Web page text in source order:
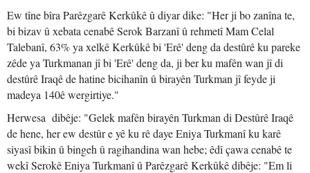
Ew tîne bîra Parêzgarê Kerkûkê û diyar dike: "Her ji bo zanîna te,
bi bizav û xebata cenabê Serok Barzanî û rehmetî Mam Celal
Talebanî, 63% ya xelkê Kerkûkê bi 'Erê' deng da destûrê ku pareke
zêde ya Turkmanan jî bi 'Erê' deng da, ji ber ku mafên wan jî di
destûrê Iraqê de hatine bicihanîn û birayên Turkman jî feyde ji
madeya 140ê wergirtiye."
Herwesa dibêje: "Gelek mafên birayên Turkman di Destûrê Iraqê
de hene, her ew destûr e yê ku rê daye Eniya Turkmanî ku karê
siyasî bikin û bingeh û ragihandina wan hebe; êdî çawa cenabê te
wekî Serokê Eniya Turkmanî û Parêzgarê Kerkûkê dibêje: "Em li